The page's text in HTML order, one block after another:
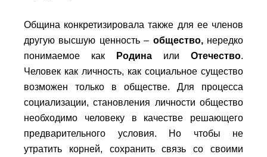
Община конкретизировала также для ее членов
другую высшую ценность – общество, нередко
понимаемое как
Родина или Отечество.
Человек как личность, как социальное существо
возможен только в обществе. Для процесса
социализации, становления личности общество
необходимо человеку в качестве решающего
предварительного условия. Но чтобы не
утратить корней, сохранить связь со своими